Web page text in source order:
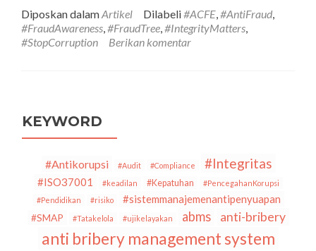
Jenis-
Jenis
Examiners
(ACFE)
Diposkan dalamArtikel Dilabeli#ACFE,#AntiFraud,
#FraudAwareness,#FraudTree,#IntegrityMatters,
#StopCorruption
Berikan komentar
KEYWORD
#Antikorupsi #Audit #Compliance #Integritas
#ISO37001 #keadilan #Kepatuhan
#PencegahanKorupsi
#Pendidikan
#risiko #sistemmanajemenantipenyuapan
#SMAP #Tatakelola #ujikelayakan abms anti-bribery
anti bribery management system